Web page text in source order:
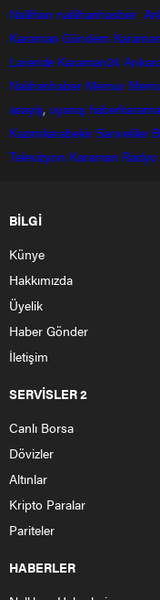
Nallihan nallihanhasber
Karaman Gündem
Larende Karaman24
Nalıhanhaber Memur
asayiş, uyanış
Kazımkarabekir Sarıveliler
Televizyon Karaman Radyo
BİLGİ
Künye
Hakkımızda
Üyelik
Haber Gönder
İletişim
SERVİSLER 2
Canlı Borsa
Dövizler
Altınlar
Kripto Paralar
Pariteler
HABERLER